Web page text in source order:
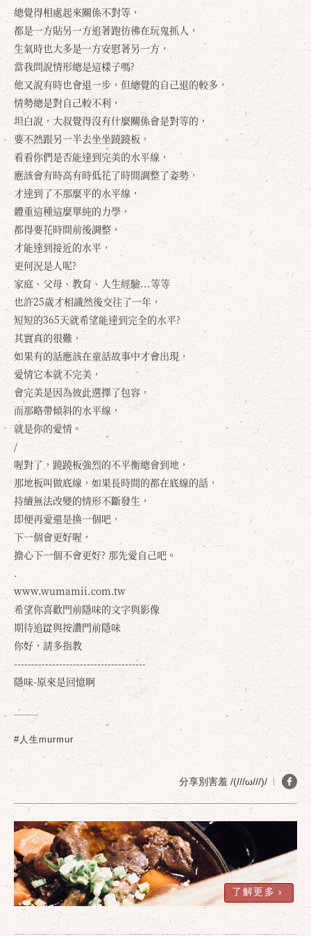
總覺得相處起來關係不對等，
都是一方貼另一方追著跑彷彿在玩鬼抓人，
生氣時也大多是一方安慰著另一方，
當我問說情形總是這樣子嗎?
他又說有時也會退一步，但總覺的自己退的較多，
情勢總是對自己較不利，
坦白說，大叔覺得沒有什麼關係會是對等的，
要不然跟另一半去坐坐蹺蹺板，
看看你們是否能達到完美的水平線，
應該會有時高有時低花了時間調整了姿勢，
才達到了不那麼平的水平線，
體重這種這麼單純的力學，
都得要花時間前後調整，
才能達到接近的水平，
更何況是人呢?
家庭、父母、教育、人生經驗...等等
也許25歲才相識然後交往了一年，
短短的365天就希望能達到完全的水平?
其實真的很難，
如果有的話應該在童話故事中才會出現，
愛情它本就不完美，
會完美是因為彼此選擇了包容，
而那略帶傾斜的水平線，
就是你的愛情。
/
喔對了，蹺蹺板強烈的不平衡總會到地，
那地板叫做底線，如果長時間的都在底線的話，
持續無法改變的情形不斷發生，
即便再愛還是換一個吧，
下一個會更好喔，
擔心下一個不會更好? 那先愛自己吧。
.
www.wumamii.com.tw
希望你喜歡門前隱味的文字與影像
期待追踨與按讚門前隱味
你好，請多指教
--------------------------------------
隱味-原來是回憶啊
#人生murmur
分享別害羞 /(///ω///)/
了解更多
確定